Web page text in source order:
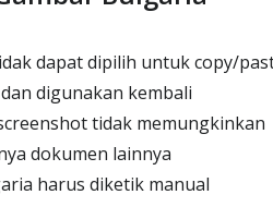
dapat dipilih untuk copy/
digunakan kembali
tidak memungkinkan
dokumen lainnya
harus diketik manual